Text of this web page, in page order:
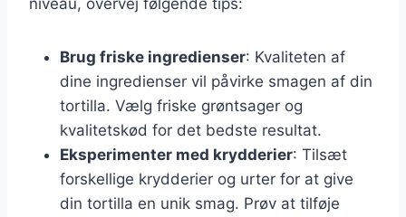
Brug friske ingredienser: Kvaliteten af
dine ingredienser vil påvirke smagen af din
tortilla. Vælg friske grøntsager og
kvalitetskød for det bedste resultat.
Eksperimenter med krydderier: Tilsæt
forskellige krydderier og urter for at give
din tortilla en unik smag. Prøv at tilføje